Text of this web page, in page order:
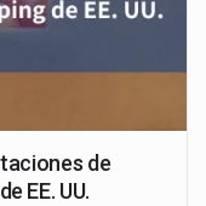
de
EE. UU.